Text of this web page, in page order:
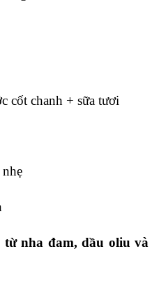
cốt chanh + sữa tươi
từ nha đam, dầu oliu và